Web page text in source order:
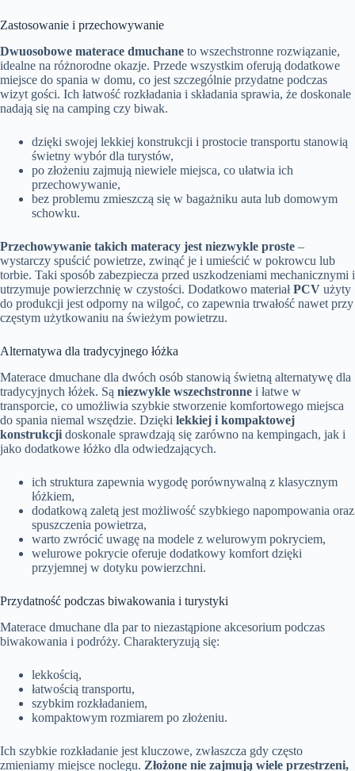
Zastosowanie i przechowywanie
Dwuosobowe materace dmuchane to wszechstronne rozwiązanie,
idealne na różnorodne okazje. Przede wszystkim oferują dodatkowe
miejsce do spania w domu, co jest szczególnie przydatne podczas
wizyt gości. Ich łatwość rozkładania i składania sprawia, że doskonale
nadają się na camping czy biwak.
dzięki swojej lekkiej konstrukcji i prostocie transportu stanowią
świetny wybór dla turystów,
po złożeniu zajmują niewiele miejsca, co ułatwia ich
przechowywanie,
bez problemu zmieszczą się w bagażniku auta lub domowym
schowku.
Przechowywanie takich materacy jest niezwykle proste –
wystarczy spuścić powietrze, zwinąć je i umieścić w pokrowcu lub
torbie. Taki sposób zabezpiecza przed uszkodzeniami mechanicznymi i
utrzymuje powierzchnię w czystości. Dodatkowo materiałPCV użyty
do produkcji jest odporny na wilgoć, co zapewnia trwałość nawet przy
częstym użytkowaniu na świeżym powietrzu.
Alternatywa dla tradycyjnego łóżka
Materace dmuchane dla dwóch osób stanowią świetną alternatywę dla
tradycyjnych łóżek. Są niezwykle wszechstronne i łatwe w
transporcie, co umożliwia szybkie stworzenie komfortowego miejsca
do spania niemal wszędzie. Dzięki lekkiej i kompaktowej
konstrukcji doskonale sprawdzają się zarówno na kempingach, jak i
jako dodatkowe łóżko dla odwiedzających.
ich struktura zapewnia wygodę porównywalną z klasycznym
łóżkiem,
dodatkową zaletą jest możliwość szybkiego napompowania oraz
spuszczenia powietrza,
warto zwrócić uwagę na modele z welurowym pokryciem,
welurowe pokrycie oferuje dodatkowy komfort dzięki
przyjemnej w dotyku powierzchni.
Przydatność podczas biwakowania i turystyki
Materace dmuchane dla par to niezastąpione akcesorium podczas
biwakowania i podróży. Charakteryzują się:
lekkością,
łatwością transportu,
szybkim rozkładaniem,
kompaktowym rozmiarem po złożeniu.
Ich szybkie rozkładanie jest kluczowe, zwłaszcza gdy często
zmieniamy miejsce noclegu. Złożone nie zajmują wiele przestrzeni,